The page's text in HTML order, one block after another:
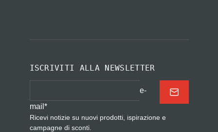
ISCRIVITI ALLA NEWSLETTER
e-
mail *
Ricevi notizie su nuovi prodotti, ispirazione e
campagne di sconti.